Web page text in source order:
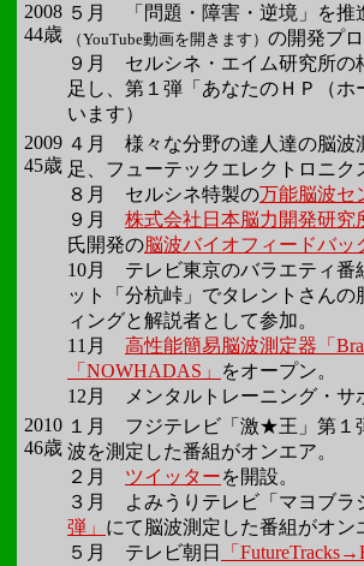
2008
44歳
５月 「問題・障害・逆境」を推
（YouTube動画を開きます） の開発プ
９月 セルシネ・エイム研究所の
足し、第１弾「あなたのＨＰ（
います）
2009
45歳
４月 様々な分野の達人達の脳波
足、フューテックエレクトロニ
８月 セルシネ特製の万能脳波セ
９月 株式会社日本脳力開発研究
氏開発の脳波バイオフィードバ
10月 テレビ東京のバラエティ番
ット「分杭峠」でタレントさんの
ィングと解説者として参加。
11月 高性能簡易脳波測定器「
「NOWHADAS」
をオープン。
12月 メンタルトレーニング・サ
2010
46歳
１月 フジテレビ「激★王」第１
波を測定した番組がオンエア。
２月 ツイッターを開設。
３月 よみうりテレビ「マヨブラ
弾」 にて脳波測定した番組がオン
５月 テレビ朝日
「